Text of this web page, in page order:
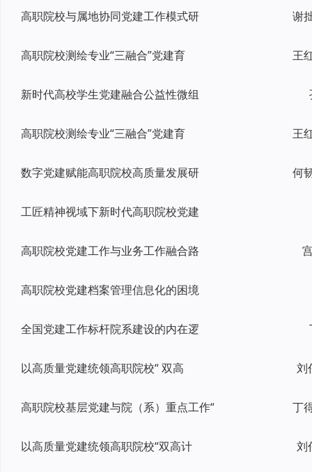
高职院校与属地协同党建工作模式研
高职院校测绘专业“三融合”党建育
新时代高校学生党建融合公益性微组
高职院校测绘专业“三融合”党建育
数字党建赋能高职院校高质量发展研
工匠精神视域下新时代高职院校党建
高职院校党建工作与业务工作融合路
高职院校党建档案管理信息化的困境
全国党建工作标杆院系建设的内在逻
以高质量党建统领高职院校“ 双高 刘
高职院校基层党建与院（系）重点工作“
以高质量党建统领高职院校“双高计 刘